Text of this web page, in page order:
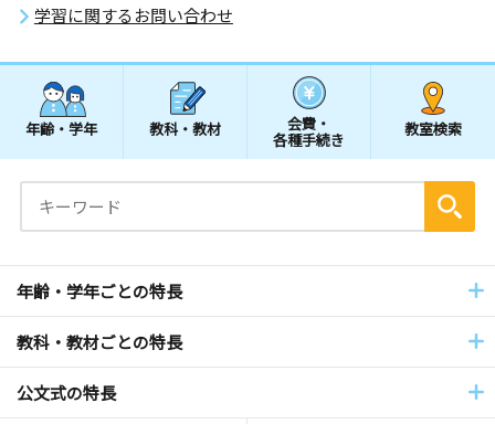
学習に関するお問い合わせ
年齢・学年 教科・教材 会費・
各種手続き
教室検索
年齢・学年ごとの特長
教科・教材ごとの特長
公文式の特長